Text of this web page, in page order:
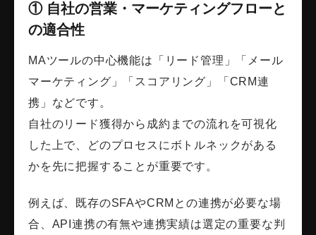
① 自社の営業・マーケティングフローと
の適合性
MAツールの中心機能は「リード管理」「メール
マーケティング」「スコアリング」「CRM連
携」などです。
自社のリード獲得から成約までの流れを可視化
した上で、どのプロセスにボトルネックがある
かを先に把握することが重要です。
例えば、既存のSFAやCRMとの連携が必要な場
合、API連携の有無や連携実績は選定の重要な判